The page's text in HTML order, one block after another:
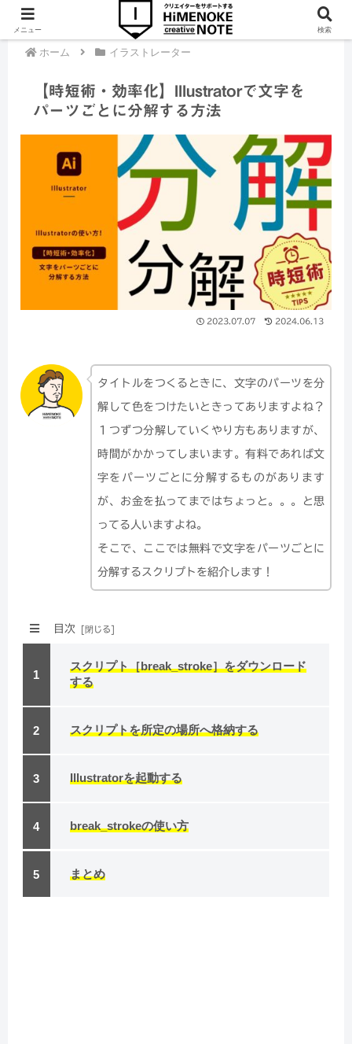
ホーム イラストレーター
【時短術・効率化】Illustratorで文字を
パーツごとに分解する方法
2023.07.07 2024.06.13
タイトルをつくるときに、文字のパーツを分
解して色をつけたいときってありますよね？
１つずつ分解していくやり方もありますが、
時間がかかってしまいます。有料であれば文
字をパーツごとに分解するものがあります
が、お金を払ってまではちょっと。。。と思
ってる人いますよね。
そこで、ここでは無料で文字をパーツごとに
分解するスクリプトを紹介します！
目次
スクリプト［break_stroke］をダウンロード
する
スクリプトを所定の場所へ格納する
Illustratorを起動する
break_strokeの使い方
まとめ
メニュー 検索